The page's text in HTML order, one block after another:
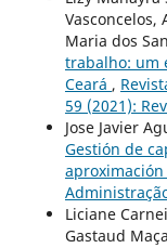
Vasconcelos,
Maria dos
trabalho: um
Ceará ,
59 (2021):
Jose Javier
Gestión de
Liciane
Gastaud